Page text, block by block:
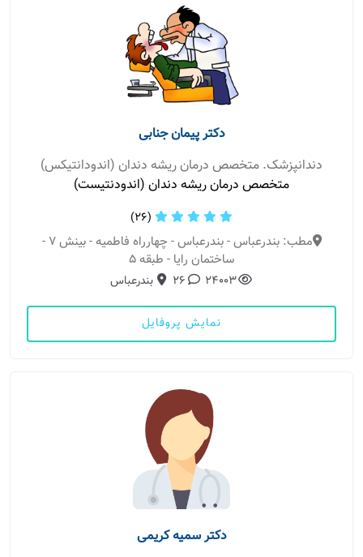
دکتر پیمان جنابی
دندانپزشک. متخصص درمان ریشه دندان (اندودانتیکس)
متخصص درمان ریشه دندان (اندودنتیست)
(26)
مطب: بندرعباس - بندرعباس - چهارراه فاطمیه - بینش 7 -
ساختمان رایا - طبقه 5
24003
26 بندرعباس
نمایش پروفایل
دکتر سمیه کریمی